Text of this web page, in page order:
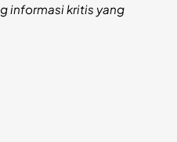
informasi kritis yang